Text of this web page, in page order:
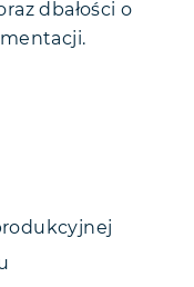
dbałości o